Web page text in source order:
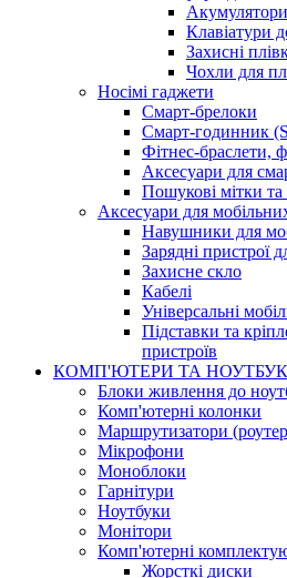
Клавіатури
Захисні
Чохли для
Носімі гаджети
Смарт-брелоки
Смарт-годинник
Фітнес-браслети,
Аксесуари для
Пошукові мітки та
Аксесуари для
Навушники для
Зарядні пристрої
Захисне скло
Кабелі
Універсальні
Підставки та
пристроїв
КОМП'ЮТЕРИ ТА
Блоки живлення до
Комп'ютерні колонки
Маршрутизатори
Мікрофони
Моноблоки
Гарнітури
Ноутбуки
Монітори
Комп'ютерні
Жорсткі диски